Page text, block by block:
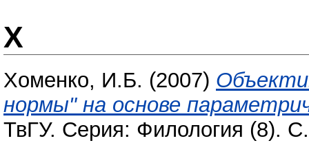
Х
Хоменко, И.Б. (2007)
нормы" на основе
ТвГУ. Серия: Филология (8).